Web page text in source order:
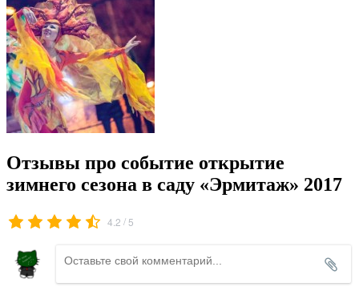
Отзывы про событие открытие
зимнего сезона в саду «Эрмитаж» 2017
4.2 / 5